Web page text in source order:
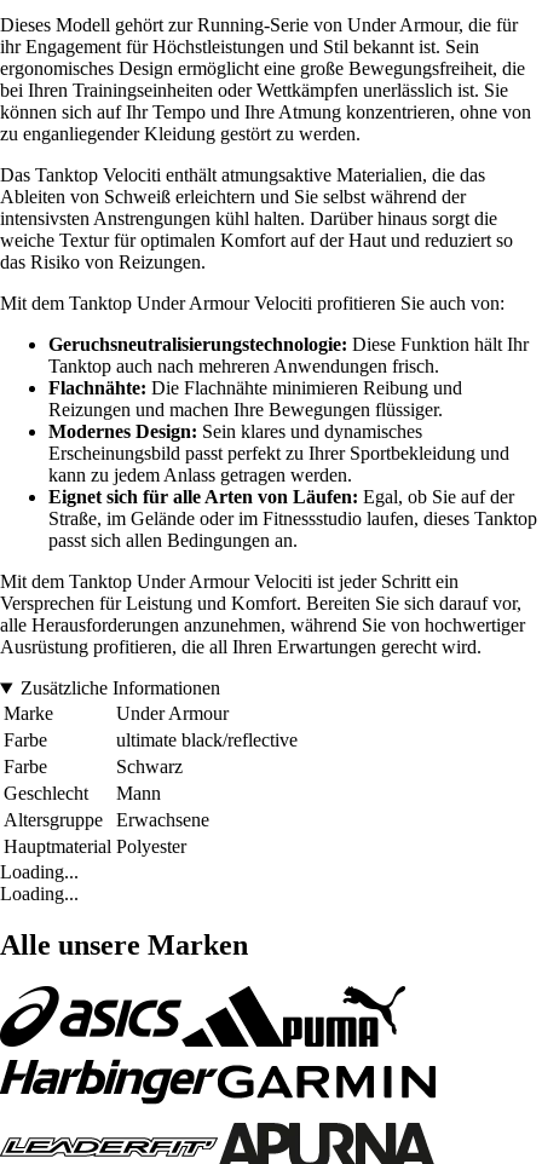
Dieses Modell gehört zur Running-Serie von Under Armour, die für
ihr Engagement für Höchstleistungen und Stil bekannt ist. Sein
ergonomisches Design ermöglicht eine große Bewegungsfreiheit, die
bei Ihren Trainingseinheiten oder Wettkämpfen unerlässlich ist. Sie
können sich auf Ihr Tempo und Ihre Atmung konzentrieren, ohne von
zu enganliegender Kleidung gestört zu werden.
Das Tanktop Velociti enthält atmungsaktive Materialien, die das
Ableiten von Schweiß erleichtern und Sie selbst während der
intensivsten Anstrengungen kühl halten. Darüber hinaus sorgt die
weiche Textur für optimalen Komfort auf der Haut und reduziert so
das Risiko von Reizungen.
Mit dem Tanktop Under Armour Velociti profitieren Sie auch von:
Geruchsneutralisierungstechnologie: Diese Funktion hält Ihr
Tanktop auch nach mehreren Anwendungen frisch.
Flachnähte: Die Flachnähte minimieren Reibung und
Reizungen und machen Ihre Bewegungen flüssiger.
Modernes Design: Sein klares und dynamisches
Erscheinungsbild passt perfekt zu Ihrer Sportbekleidung und
kann zu jedem Anlass getragen werden.
Eignet sich für alle Arten von Läufen: Egal, ob Sie auf der
Straße, im Gelände oder im Fitnessstudio laufen, dieses Tanktop
passt sich allen Bedingungen an.
Mit dem Tanktop Under Armour Velociti ist jeder Schritt ein
Versprechen für Leistung und Komfort. Bereiten Sie sich darauf vor,
alle Herausforderungen anzunehmen, während Sie von hochwertiger
Ausrüstung profitieren, die all Ihren Erwartungen gerecht wird.
Zusätzliche Informationen
Marke
Under Armour
Farbe
ultimate black/reflective
Farbe
Schwarz
Geschlecht
Mann
Altersgruppe
Erwachsene
Hauptmaterial Polyester
Loading...
Loading...
Alle unsere Marken